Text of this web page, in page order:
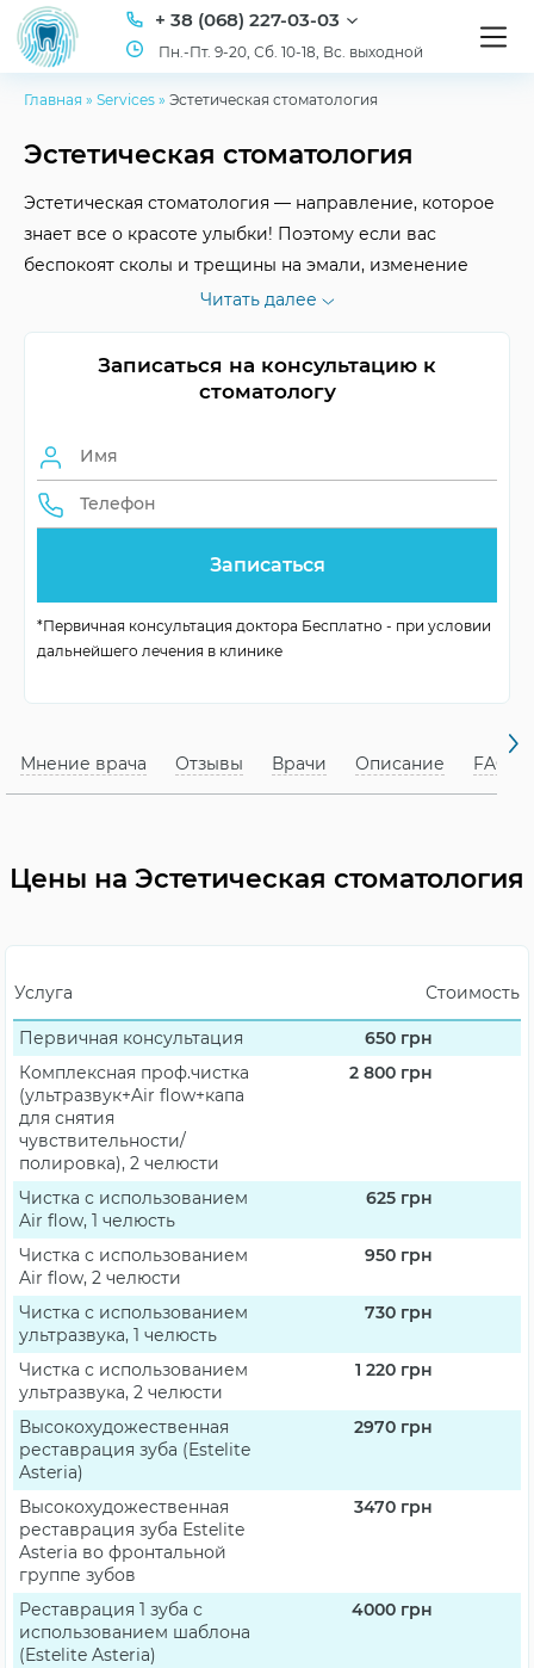
+ 38 (068) 227-03-03
Пн.-Пт. 9-20, Сб. 10-18, Вс. выходной
Главная » Services » Эстетическая стоматология
Эстетическая стоматология
Эстетическая стоматология — направление, которое
знает все о красоте улыбки! Поэтому если вас
беспокоят сколы и трещины на эмали, изменение
цвета зубов, неровности дентального ряда, ждем вас
эффекта
Период лечения
1 раз в полгода
Варианты лечения
виниры, чистка,
Читать далее
Записаться на консультацию к
стоматологу
*Первичная консультация доктора Бесплатно - при условии
дальнейшего лечения в клинике
Мнение врача Отзывы Врачи Описание FAQ
Цены на Эстетическая стоматология
Услуга Стоимость
Первичная консультация 650 грн
Комплексная проф.чистка
(ультразвук+Air flow+капа
для снятия
чувствительности/
полировка), 2 челюсти
2 800 грн
Чистка с использованием
Air flow, 1 челюсть
625 грн
Чистка с использованием
Air flow, 2 челюсти
950 грн
Чистка с использованием
ультразвука, 1 челюсть
730 грн
Чистка с использованием
ультразвука, 2 челюсти
1 220 грн
Высокохудожественная
реставрация зуба (Estelite
Asteria)
2970 грн
Высокохудожественная
реставрация зуба Estelite
Asteria во фронтальной
группе зубов
3470 грн
Реставрация 1 зуба с
использованием шаблона
(Estelite Asteria)
4000 грн